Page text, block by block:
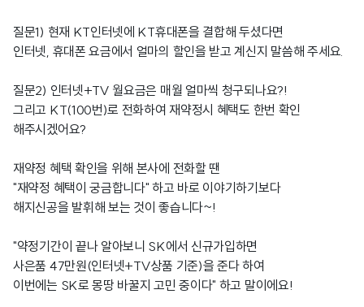
질문1) 현재 KT인터넷에 KT휴대폰을 결합해 두셨다면
인터넷, 휴대폰 요금에서 얼마의 할인을 받고 계신지 말씀해 주세요.
질문2) 인터넷+TV 월요금은 매월 얼마씩 청구되나요?!
그리고 KT(100번)로 전화하여 재약정시 혜택도 한번 확인
해주시겠어요?
재약정 혜택 확인을 위해 본사에 전화할 땐
"재약정 혜택이 궁금합니다" 하고 바로 이야기하기보다
해지신공을 발휘해 보는 것이 좋습니다~!
"약정기간이 끝나 알아보니 SK에서 신규가입하면
사은품 47만원(인터넷+TV상품 기준)을 준다 하여
이번에는 SK로 몽땅 바꿀지 고민 중이다" 하고 말이에요!